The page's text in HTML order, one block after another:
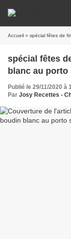
Accueil » spécial fêtes de fin
spécial fêtes
blanc au
Publié le 29/11/2020 à
Par Josy Recettes -